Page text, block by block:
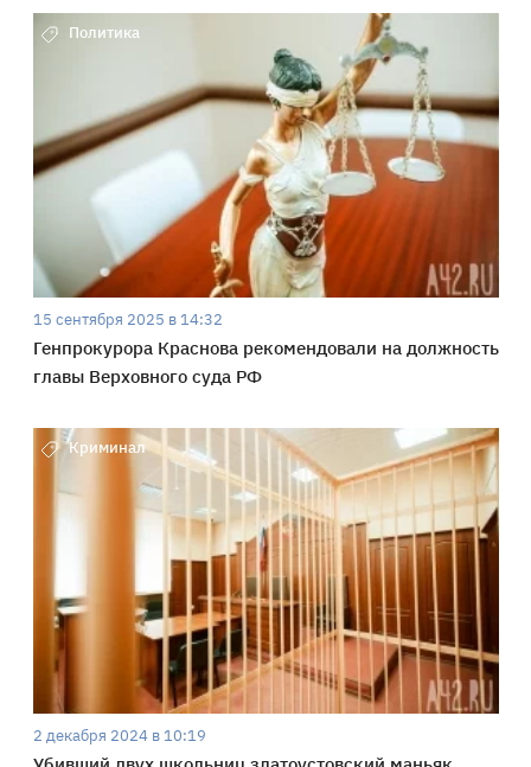
Политика
15 сентября 2025 в 14:32
Генпрокурора Краснова рекомендовали на должность
главы Верховного суда РФ
Криминал
2 декабря 2024 в 10:19